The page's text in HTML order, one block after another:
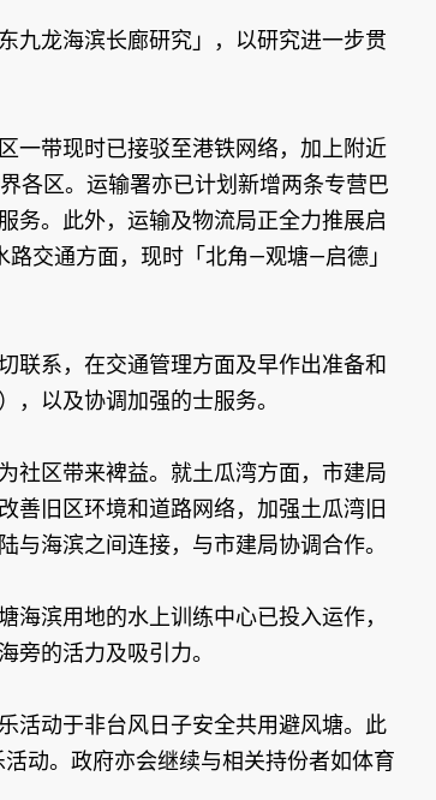
龙海滨长廊研究」，以研究进一步贯
一带现时已接驳至港铁网络，加上附近
各区。运输署亦已计划新增两条专营巴
务。此外，运输及物流局正全力推展启
交通方面，现时「北角—观塘—启德」
系，在交通管理方面及早作出准备和
以及协调加强的士服务。
社区带来裨益。就土瓜湾方面，市建局
善旧区环境和道路网络，加强土瓜湾旧
海滨之间连接，与市建局协调合作。
滨用地的水上训练中心已投入运作，
的活力及吸引力。
动于非台风日子安全共用避风塘。此
动。政府亦会继续与相关持份者如体育